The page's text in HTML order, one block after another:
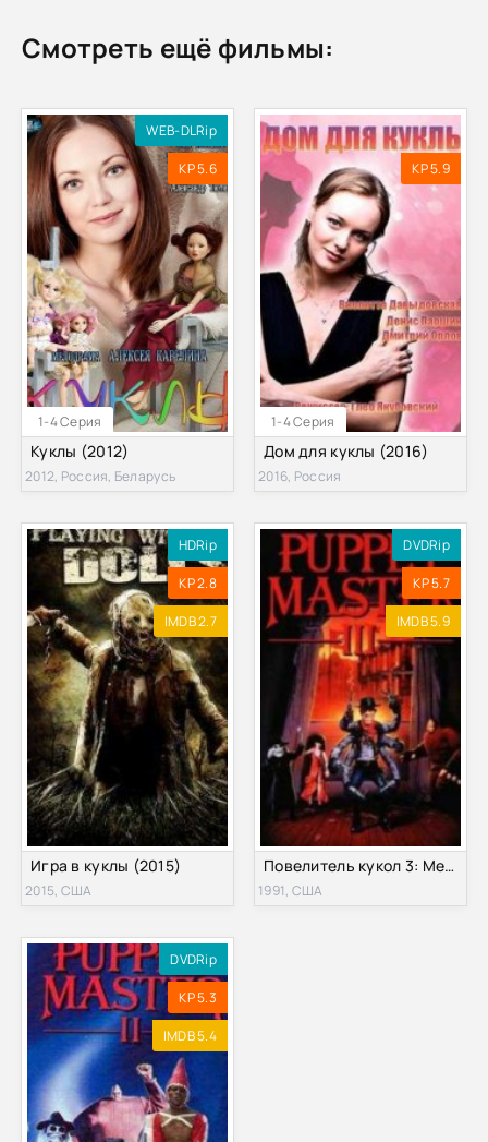
Смотреть ещё фильмы:
1-4 Серия
WEB-DLRip
KP 5.6
Куклы (2012)
2012, Россия, Беларусь
1-4 Серия
KP 5.9
Дом для куклы (2016)
2016, Россия
HDRip
KP 2.8
IMDB 2.7
Игра в куклы (2015)
2015, США
DVDRip
KP 5.7
IMDB 5.9
Повелитель кукол 3: Месть Тулона (1991)
1991, США
DVDRip
KP 5.3
IMDB 5.4